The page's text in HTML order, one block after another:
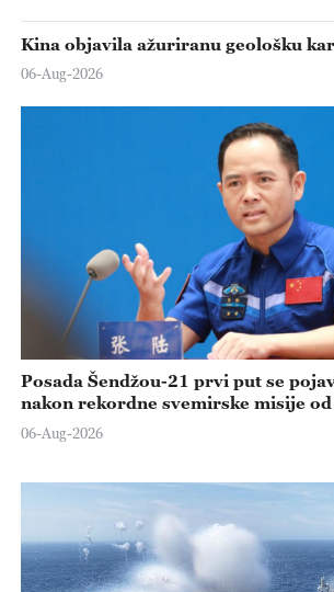
Kina objavila ažuriranu geološku
06-Aug-2026
Posada Šendžou-21 prvi put se
nakon rekordne svemirske misije od
06-Aug-2026